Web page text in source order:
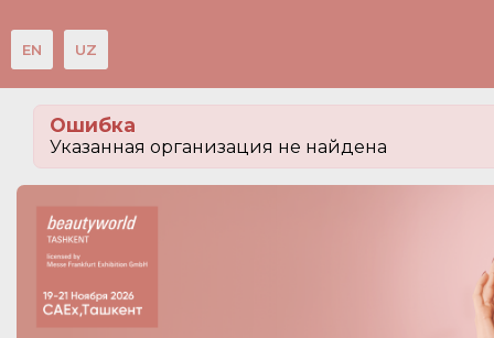
EN UZ
Ошибка
Указанная организация не найдена
Организации
О сервисе
Посетителям
Организаторам